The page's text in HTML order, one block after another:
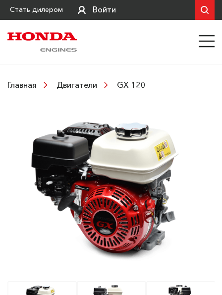
Стать дилером Войти
Главная Двигатели GX 120